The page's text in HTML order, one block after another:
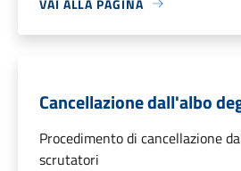
Cancellazione dall'albo
Procedimento di cancellazione
scrutatori